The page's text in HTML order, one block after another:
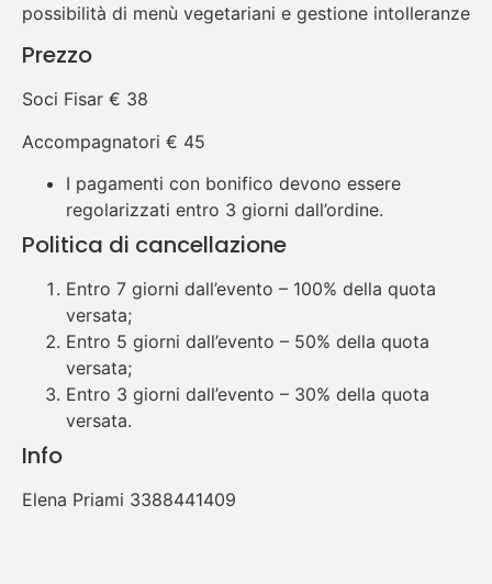
possibilità di menù vegetariani e gestione intolleranze
Prezzo
Soci Fisar € 38
Accompagnatori € 45
I pagamenti con bonifico devono essere
regolarizzati entro 3 giorni dall’ordine.
Politica di cancellazione
Entro 7 giorni dall’evento – 100% della quota
versata;
Entro 5 giorni dall’evento – 50% della quota
versata;
Entro 3 giorni dall’evento – 30% della quota
versata.
Info
Elena Priami 3388441409